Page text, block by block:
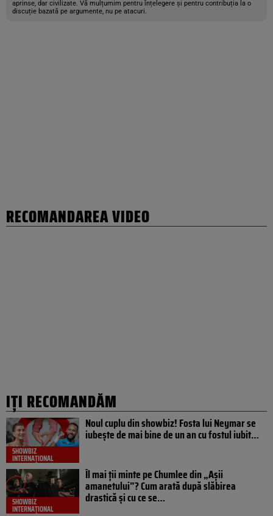
aprinse, dar civilizate. Vă mulțumim pentru înțelegere și pentru contribuția la o
discuție bazată pe argumente, nu pe atacuri.
RECOMANDAREA VIDEO
IȚI RECOMANDĂM
SHOWBIZ
INTERNAȚIONAL
Noul cuplu din showbiz! Fosta lui Neymar se
iubește de mai bine de un an cu fostul iubit…
SHOWBIZ
INTERNAȚIONAL
Îl mai ții minte pe Chumlee din „Așii
amanetului”? Cum arată după slăbirea
drastică și cu ce se…